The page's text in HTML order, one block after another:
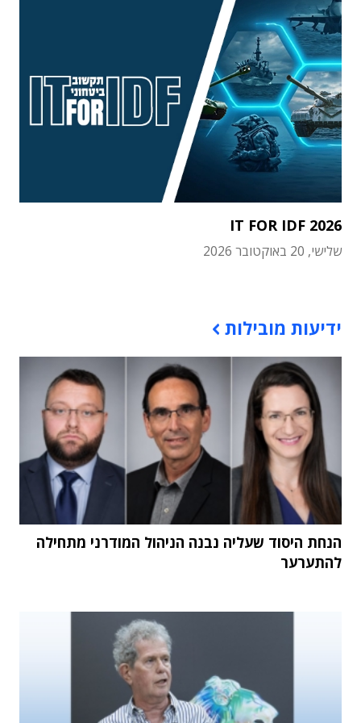
IT FOR IDF 2026
שלישי, 20 באוקטובר 2026
ידיעות מובילות
הנחת היסוד שעליה נבנה הניהול המודרני מתחילה
להתערער